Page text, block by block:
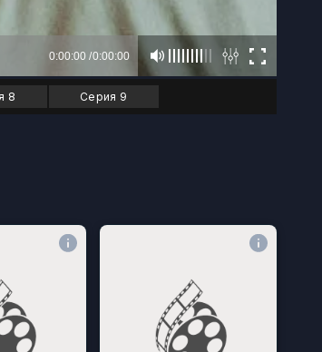
8 Серия 9